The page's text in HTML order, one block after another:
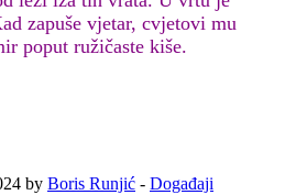
zapuše vjetar, cvjetovi mu
poput ružičaste kiše.
by Boris Runjić - Događaji